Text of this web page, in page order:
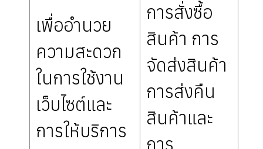
เพื่ออำนวย
ความสะดวก
ในการใช้งาน
เว็บไซต์และ
การให้บริการ
การสั่งซื้อ
สินค้า การ
จัดส่งสินค้า
การส่งคืน
สินค้าและ
การ